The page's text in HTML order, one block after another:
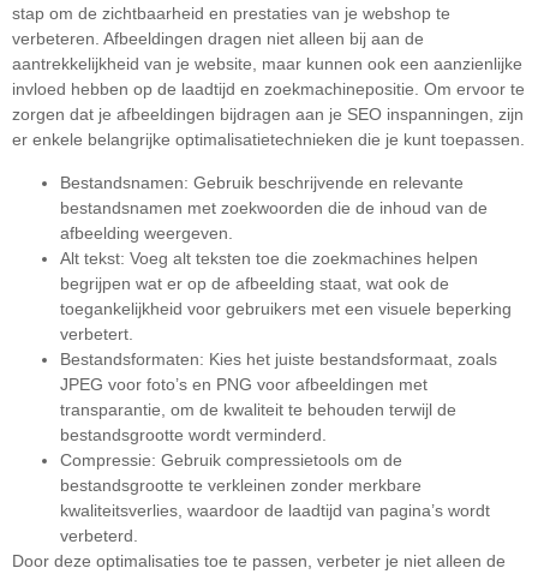
stap om de zichtbaarheid en prestaties van je webshop te
verbeteren. Afbeeldingen dragen niet alleen bij aan de
aantrekkelijkheid van je website, maar kunnen ook een aanzienlijke
invloed hebben op de laadtijd en zoekmachinepositie. Om ervoor te
zorgen dat je afbeeldingen bijdragen aan je SEO inspanningen, zijn
er enkele belangrijke optimalisatietechnieken die je kunt toepassen.
Bestandsnamen: Gebruik beschrijvende en relevante
bestandsnamen met zoekwoorden die de inhoud van de
afbeelding weergeven.
Alt tekst: Voeg alt teksten toe die zoekmachines helpen
begrijpen wat er op de afbeelding staat, wat ook de
toegankelijkheid voor gebruikers met een visuele beperking
verbetert.
Bestandsformaten: Kies het juiste bestandsformaat, zoals
JPEG voor foto’s en PNG voor afbeeldingen met
transparantie, om de kwaliteit te behouden terwijl de
bestandsgrootte wordt verminderd.
Compressie: Gebruik compressietools om de
bestandsgrootte te verkleinen zonder merkbare
kwaliteitsverlies, waardoor de laadtijd van pagina’s wordt
verbeterd.
Door deze optimalisaties toe te passen, verbeter je niet alleen de